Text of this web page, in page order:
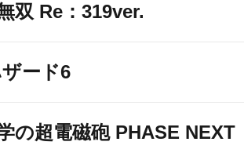
双 Re：319ver.
ード6
の超電磁砲 PHASE NEXT